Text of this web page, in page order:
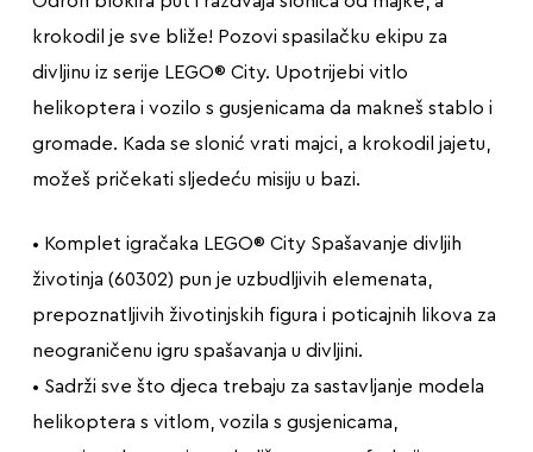
krokodil je sve bliže! Pozovi spasilačku ekipu za
divljinu iz serije LEGO® City. Upotrijebi vitlo
helikoptera i vozilo s gusjenicama da makneš stablo i
gromade. Kada se slonić vrati majci, a krokodil jajetu,
možeš pričekati sljedeću misiju u bazi.
• Komplet igračaka LEGO® City Spašavanje divljih
životinja (60302) pun je uzbudljivih elemenata,
prepoznatljivih životinjskih figura i poticajnih likova za
neograničenu igru spašavanja u divljini.
• Sadrži sve što djeca trebaju za sastavljanje modela
helikoptera s vitlom, vozila s gusjenicama,